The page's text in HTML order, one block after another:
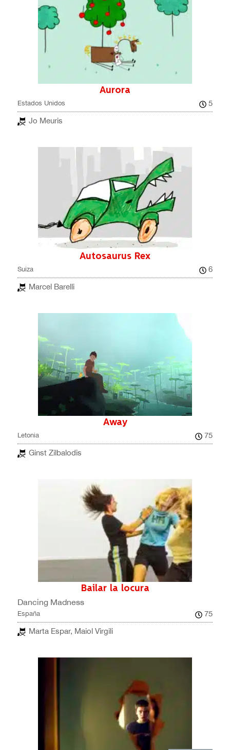
Aurora
Estados Unidos
5
Jo Meuris
Autosaurus Rex
Suiza
6
Marcel Barelli
Away
Letonia
75
Ginst Zilbalodis
Bailar la locura
Dancing Madness
España
75
Marta Espar, Maiol Virgili